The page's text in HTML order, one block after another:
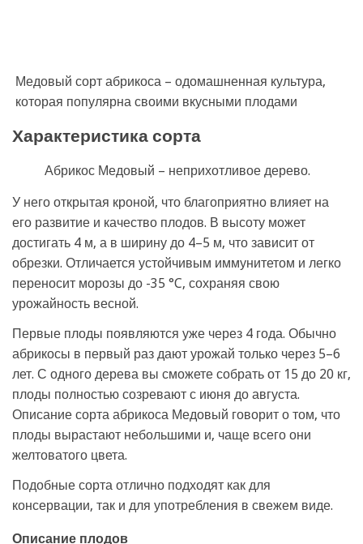
Медовый сорт абрикоса – одомашненная культура,
которая популярна своими вкусными плодами
Характеристика сорта
Абрикос Медовый – неприхотливое дерево.
У него открытая кроной, что благоприятно влияет на
его развитие и качество плодов. В высоту может
достигать 4 м, а в ширину до 4–5 м, что зависит от
обрезки. Отличается устойчивым иммунитетом и легко
переносит морозы до -35 °C, сохраняя свою
урожайность весной.
Первые плоды появляются уже через 4 года. Обычно
абрикосы в первый раз дают урожай только через 5–6
лет. С одного дерева вы сможете собрать от 15 до 20 кг,
плоды полностью созревают с июня до августа.
Описание сорта абрикоса Медовый говорит о том, что
плоды вырастают небольшими и, чаще всего они
желтоватого цвета.
Подобные сорта отлично подходят как для
консервации, так и для употребления в свежем виде.
Описание плодов